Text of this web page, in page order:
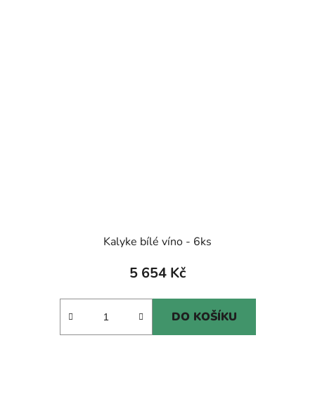
Kalyke bílé víno - 6ks
5 654 Kč
DO KOŠÍKU